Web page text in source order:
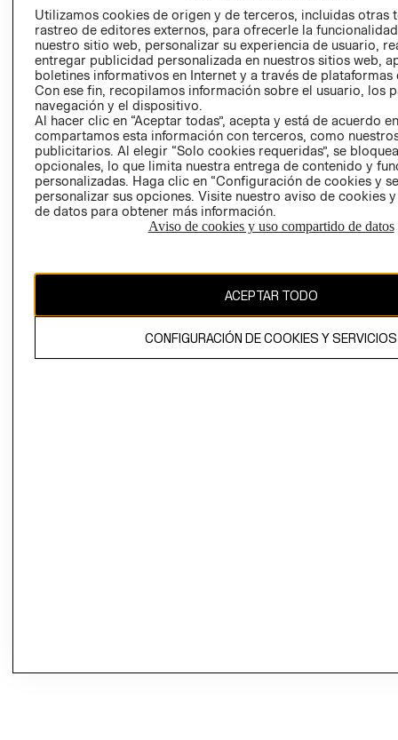
PETICIONES
QUEJAS Y
RECLAMOS
Colombia ($)
CAMBIAR REGIÓN
El contenido de esta página web está protegido por copyright y es
propiedad de H&M Hennes & Mauritz AB.
Utilizamos cookies de origen y de terceros, incluidas otras
rastreo de editores externos, para ofrecerle la
nuestro sitio web, personalizar su experiencia de usuario,
entregar publicidad personalizada en nuestros sitios web,
boletines informativos en Internet y a través de plataformas
Con ese fin, recopilamos información sobre el usuario, los
navegación y el dispositivo.
Al hacer clic en “Aceptar todas”, acepta y está de acuerdo
compartamos esta información con terceros, como
publicitarios. Al elegir “Solo cookies requeridas”, se
opcionales, lo que limita nuestra entrega de contenido y
personalizadas. Haga clic en “Configuración de cookies y
personalizar sus opciones. Visite nuestro aviso de cookies
de datos para obtener más información.
Aviso de cookies y uso compartido de datos
ACEPTAR TODO
CONFIGURACIÓN DE COOKIES Y SERVICIOS